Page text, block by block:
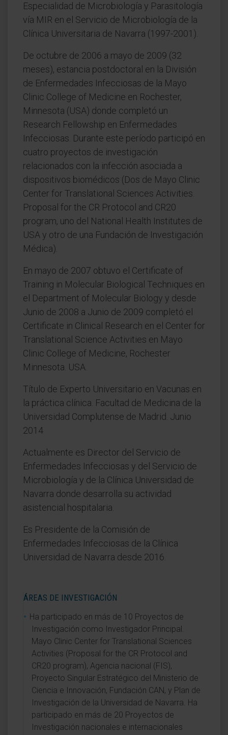
Especialidad de Microbiología y Parasitología
vía MIR en el Servicio de Microbiología de la
Clínica Universitaria de Navarra (1997-2001).
De octubre de 2006 a mayo de 2009 (32
meses), estancia postdoctoral en la División
de Enfermedades Infecciosas de la Mayo
Clinic College of Medicine en Rochester,
Minnesota (USA) donde completó un
Research Fellowship en Enfermedades
Infecciosas. Durante este período participó en
cuatro proyectos de investigación
relacionados con la infección asociada a
dispositivos biomédicos (Dos de Mayo Clinic
Center for Translational Sciences Activities.
Proposal for the CR Protocol and CR20
program, uno del National Health Institutes de
USA y otro de una Fundación de Investigación
Médica).
En mayo de 2007 obtuvo el Certificate of
Training in Molecular Biological Techniques en
el Department of Molecular Biology y desde
Junio de 2008 a Junio de 2009 completó el
Certificate in Clinical Research en el Center for
Translational Science Activities en Mayo
Clinic College of Medicine, Rochester
Minnesota. USA.
Título de Experto Universitario en Vacunas en
la práctica clínica. Facultad de Medicina de la
Universidad Complutense de Madrid. Junio
2014
Actualmente es Director del Servicio de
Enfermedades Infecciosas y del Servicio de
Microbiología y de la Clínica Universidad de
Navarra donde desarrolla su actividad
asistencial hospitalaria.
Es Presidente de la Comisión de
Enfermedades Infecciosas de la Clínica
Universidad de Navarra desde 2016.
ÁREAS DE INVESTIGACIÓN
Ha participado en más de 10 Proyectos de
Investigación como Investigador Principal.
Mayo Clinic Center for Translational Sciences
Activities (Proposal for the CR Protocol and
CR20 program), Agencia nacional (FIS),
Proyecto Singular Estratégico del Ministerio de
Ciencia e Innovación, Fundación CAN, y Plan de
Investigación de la Universidad de Navarra. Ha
participado en más de 20 Proyectos de
Investigación nacionales e internacionales